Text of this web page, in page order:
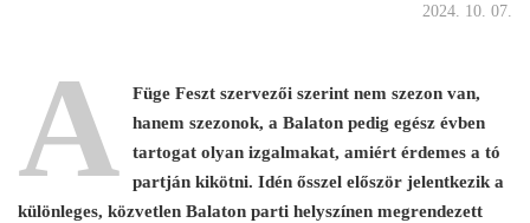
2024. 10. 07.
A
Füge Feszt szervezői szerint nem szezon van,
hanem szezonok, a Balaton pedig egész évben
tartogat olyan izgalmakat, amiért érdemes a tó
partján kikötni. Idén ősszel először jelentkezik a
különleges, közvetlen Balaton parti helyszínen megrendezett